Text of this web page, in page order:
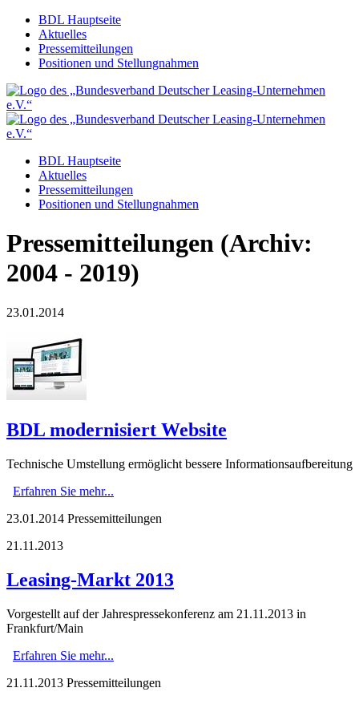
BDL Hauptseite
Aktuelles
Pressemitteilungen
Positionen und Stellungnahmen
BDL Hauptseite
Aktuelles
Pressemitteilungen
Positionen und Stellungnahmen
Pressemitteilungen (Archiv:
2004 - 2019)
23.01.2014
BDL modernisiert Website
Technische Umstellung ermöglicht bessere Informationsaufbereitung
Erfahren Sie mehr...
23.01.2014 Pressemitteilungen
21.11.2013
Leasing-Markt 2013
Vorgestellt auf der Jahrespressekonferenz am 21.11.2013 in
Frankfurt/Main
Erfahren Sie mehr...
21.11.2013 Pressemitteilungen